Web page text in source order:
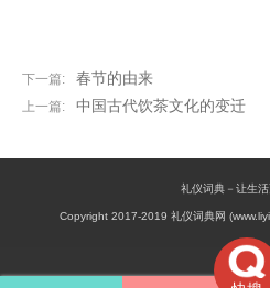
下一篇: 春节的由来
上一篇: 中国古代饮茶文化的变迁
礼仪词典－让生活
Copyright 2017-2019 礼仪词典网